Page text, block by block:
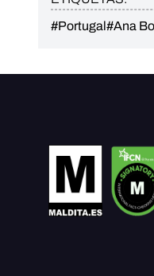
#Portugal#Ana